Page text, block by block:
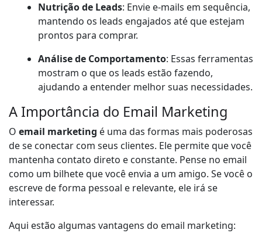
Nutrição de Leads: Envie e-mails em sequência,
mantendo os leads engajados até que estejam
prontos para comprar.
Análise de Comportamento: Essas ferramentas
mostram o que os leads estão fazendo,
ajudando a entender melhor suas necessidades.
A Importância do Email Marketing
O email marketing é uma das formas mais poderosas
de se conectar com seus clientes. Ele permite que você
mantenha contato direto e constante. Pense no email
como um bilhete que você envia a um amigo. Se você o
escreve de forma pessoal e relevante, ele irá se
interessar.
Aqui estão algumas vantagens do email marketing: